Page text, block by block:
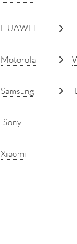
HUAWEI
Motorola
Samsung
Sony
Xiaomi